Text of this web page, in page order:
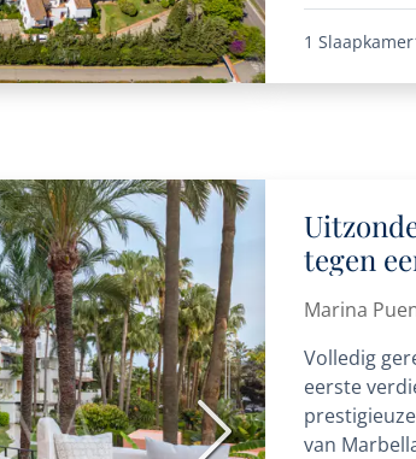
1 Slaapkamer
Volgende
tegen
Puente
de
Marina
Volledig
eerste
van